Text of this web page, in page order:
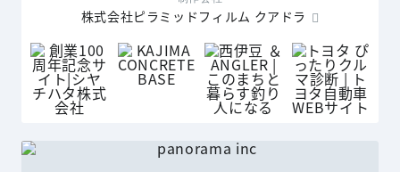
株式会社ピラミッドフィルム クアドラ